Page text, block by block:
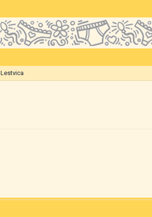
Lestvica